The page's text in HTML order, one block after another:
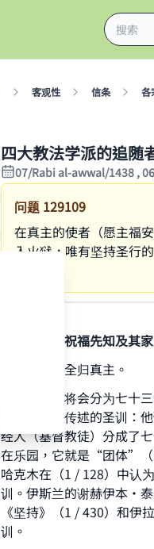
客观性 信条 各
四大教法学派的追随
07/Rabi al-awwal/1438 ,
问题 129109
在真主的使者（愿主福
入火狱，唯有坚持圣行
感谢真主，祝福先知及其
一切赞颂，全归真主。
伊斯兰民族将会分为七
主喜悦之）传述的圣训
经人（基督教徒）分成了
在乐园，它就是“团体”（
哈克木在（1 / 128）中认
训。伊斯兰的谢赫伊本·
《坚持》（1 / 430​​）和伊
训。